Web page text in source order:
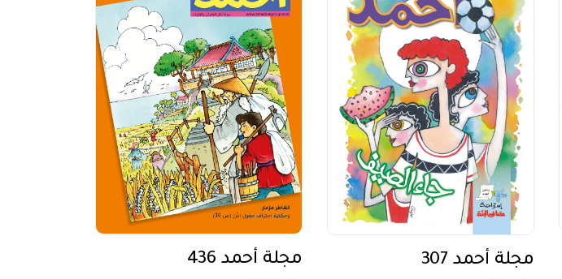
مجلة أحمد 307 مجلة أحمد 436